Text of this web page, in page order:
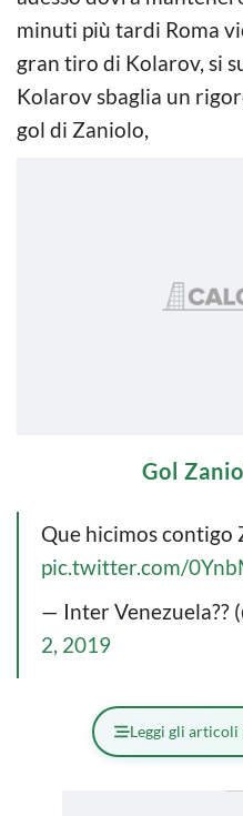
minuti più tardi Roma
gran tiro di Kolarov, si
Kolarov sbaglia un
gol di Zaniolo,
Gol
Que hicimos contigo
pic.twitter.com/
— Inter Venezuela??
2, 2019
Leggi gli